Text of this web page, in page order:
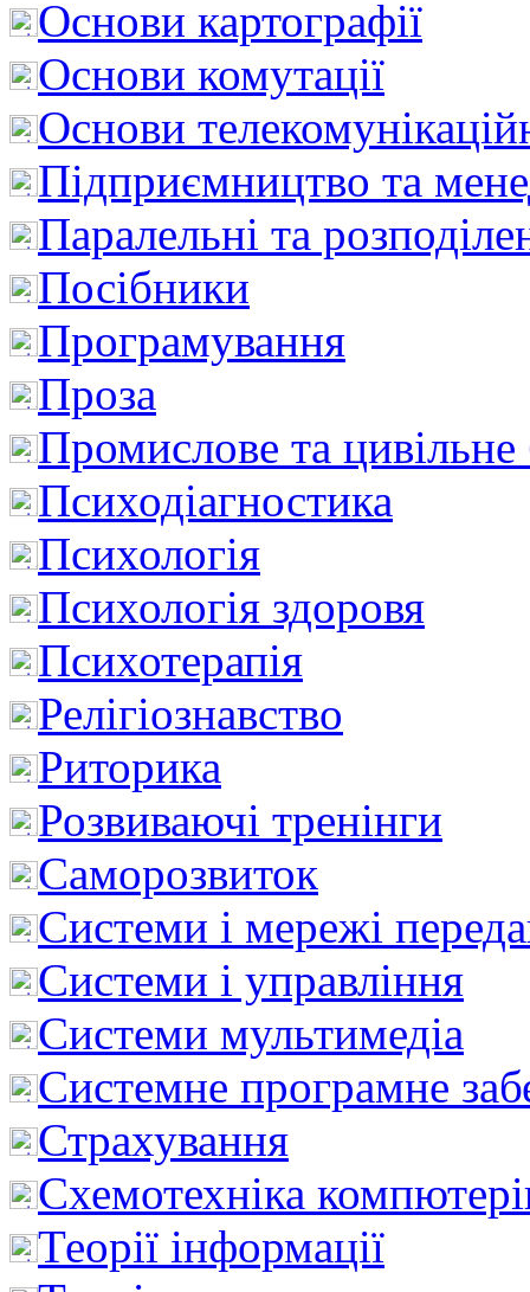
Основи картографії
Основи комутації
Основи
Підприємництво та
Паралельні та
Посібники
Програмування
Проза
Промислове та цивільне
Психодіагностика
Психологія
Психологія здоровя
Психотерапія
Релігіознавство
Риторика
Розвиваючі тренінги
Саморозвиток
Системи і мережі
Системи і управління
Системи мультимедіа
Системне програмне
Страхування
Схемотехніка
Теорії інформації